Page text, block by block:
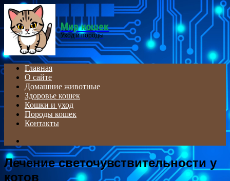
Menu
Мир кошек
Уход и породы
Главная
О сайте
Домашние животные
Здоровье кошек
Кошки и уход
Породы кошек
Контакты
for
Лечение светочувствительности у
котов